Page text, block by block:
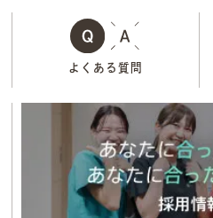
よくある質問